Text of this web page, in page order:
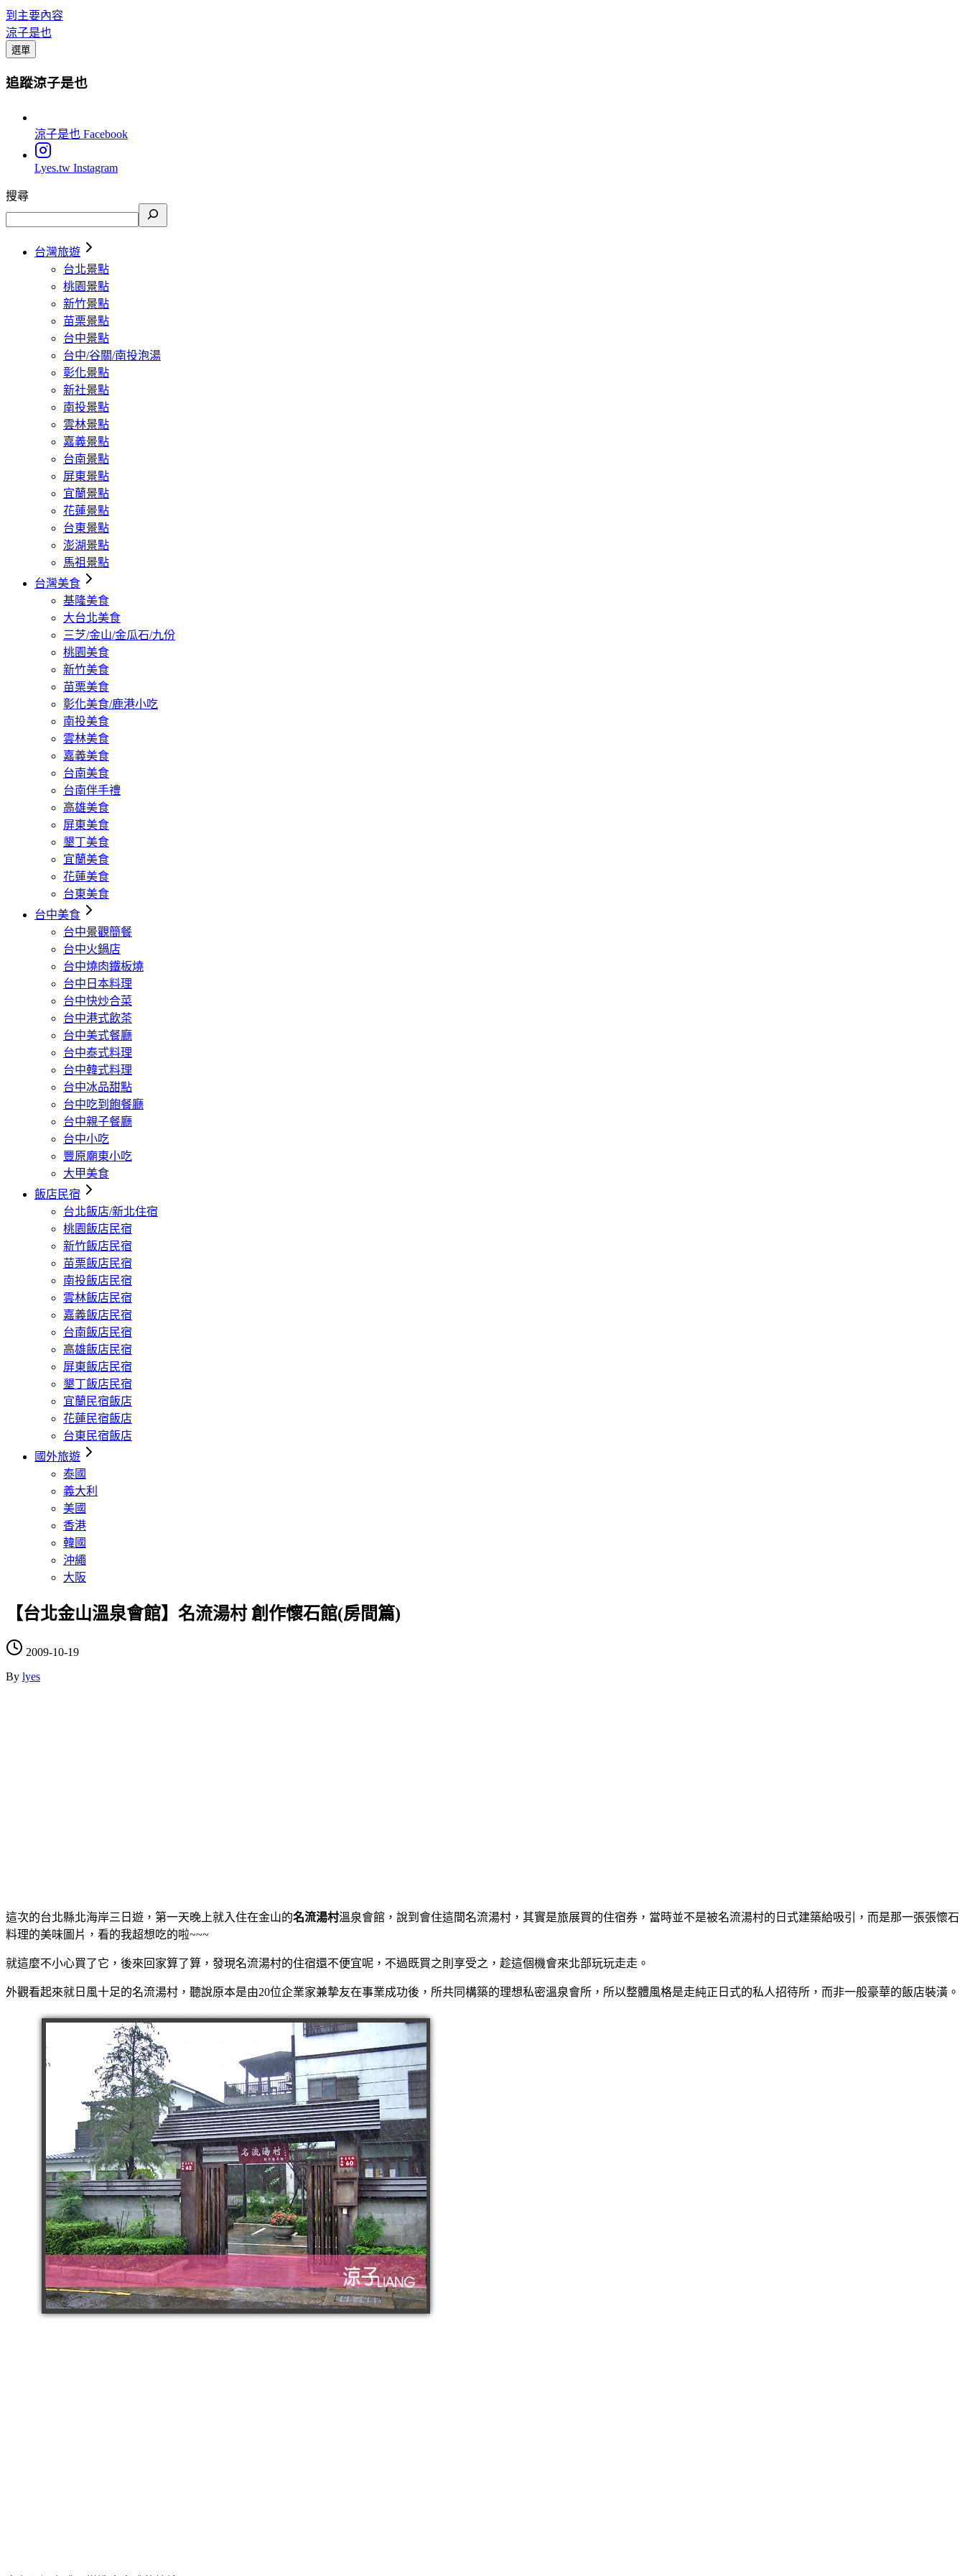
到主要內容
涼子是也
選單
追蹤涼子是也
涼子是也 Facebook
Lyes.tw Instagram
搜尋
台灣旅遊
台北景點
桃園景點
新竹景點
苗栗景點
台中景點
台中/谷關/南投泡湯
彰化景點
新社景點
南投景點
雲林景點
嘉義景點
台南景點
屏東景點
宜蘭景點
花蓮景點
台東景點
澎湖景點
馬祖景點
台灣美食
基隆美食
大台北美食
三芝/金山/金瓜石/九份
桃園美食
新竹美食
苗栗美食
彰化美食/鹿港小吃
南投美食
雲林美食
嘉義美食
台南美食
台南伴手禮
高雄美食
屏東美食
墾丁美食
宜蘭美食
花蓮美食
台東美食
台中美食
台中景觀簡餐
台中火鍋店
台中燒肉鐵板燒
台中日本料理
台中快炒合菜
台中港式飲茶
台中美式餐廳
台中泰式料理
台中韓式料理
台中冰品甜點
台中吃到飽餐廳
台中親子餐廳
台中小吃
豐原廟東小吃
大甲美食
飯店民宿
台北飯店/新北住宿
桃園飯店民宿
新竹飯店民宿
苗栗飯店民宿
南投飯店民宿
雲林飯店民宿
嘉義飯店民宿
台南飯店民宿
高雄飯店民宿
屏東飯店民宿
墾丁飯店民宿
宜蘭民宿飯店
花蓮民宿飯店
台東民宿飯店
國外旅遊
泰國
義大利
美國
香港
韓國
沖繩
大阪
【台北金山溫泉會館】名流湯村 創作懷石館(房間篇)
2009-10-19
By lyes
這次的台北縣北海岸三日遊，第一天晚上就入住在金山的名流湯村溫泉會館，說到會住這間名流湯村，其實是旅展買的住宿券，當時並不是被名流湯村的日式建築給吸引，而是那一張張懷石
料理的美味圖片，看的我超想吃的啦~~~
就這麼不小心買了它，後來回家算了算，發現名流湯村的住宿還不便宜呢，不過既買之則享受之，趁這個機會來北部玩玩走走。
外觀看起來就日風十足的名流湯村，聽說原本是由20位企業家兼摯友在事業成功後，所共同構築的理想私密溫泉會所，所以整體風格是走純正日式的私人招待所，而非一般豪華的飯店裝潢。